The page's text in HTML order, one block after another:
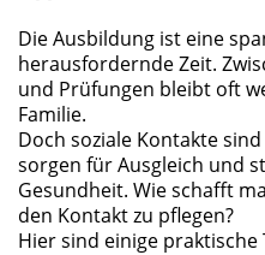
Die Ausbildung ist eine
herausfordernde Zeit.
und Prüfungen bleibt oft
Familie.
Doch soziale Kontakte
sorgen für Ausgleich und
Gesundheit. Wie schafft
den Kontakt zu pflegen?
Hier sind einige praktische